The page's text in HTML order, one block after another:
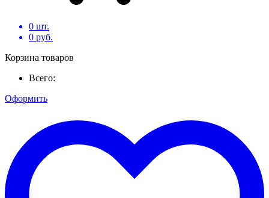
0 шт.
0 руб.
Корзина товаров
Всего:
Оформить